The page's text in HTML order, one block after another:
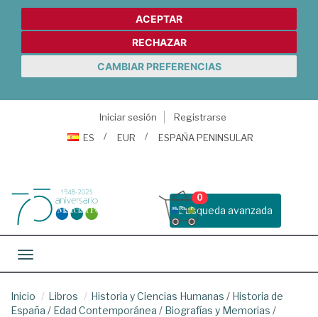
ACEPTAR
RECHAZAR
CAMBIAR PREFERENCIAS
Iniciar sesión
Registrarse
ES
EUR ESPAÑA PENINSULAR
Busqueda avanzada
0
Toggle navigation
Inicio Libros Historia y Ciencias Humanas / Historia de
España / Edad Contemporánea / Biografías y Memorias /